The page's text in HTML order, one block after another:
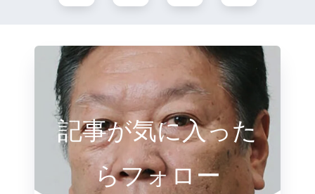
記事が気に入った
らフォロー